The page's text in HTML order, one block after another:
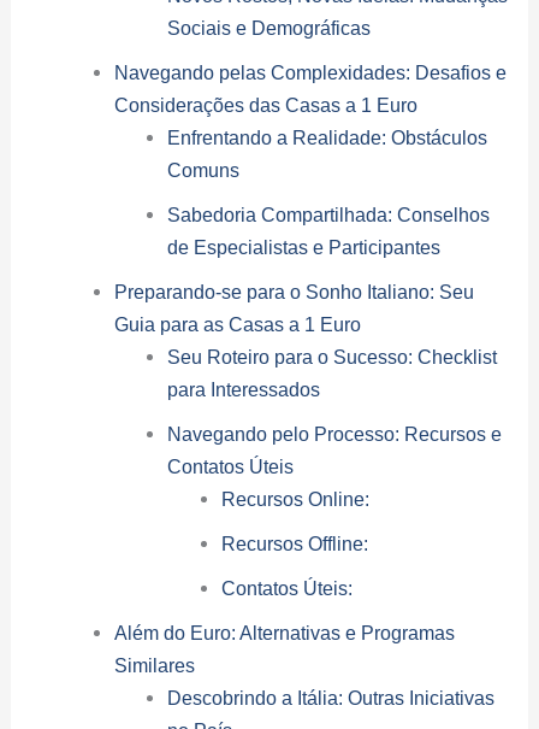
Sociais e Demográficas
Navegando pelas Complexidades: Desafios e
Considerações das Casas a 1 Euro
Enfrentando a Realidade: Obstáculos
Comuns
Sabedoria Compartilhada: Conselhos
de Especialistas e Participantes
Preparando-se para o Sonho Italiano: Seu
Guia para as Casas a 1 Euro
Seu Roteiro para o Sucesso: Checklist
para Interessados
Navegando pelo Processo: Recursos e
Contatos Úteis
Recursos Online:
Recursos Offline:
Contatos Úteis:
Além do Euro: Alternativas e Programas
Similares
Descobrindo a Itália: Outras Iniciativas